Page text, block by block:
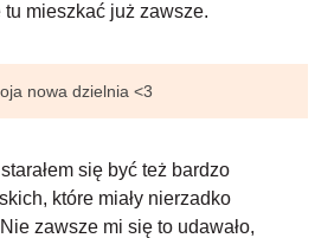
tu mieszkać już zawsze.
nowa dzielnia <3
starałem się być też bardzo
, które miały nierzadko
zawsze mi się to udawało,